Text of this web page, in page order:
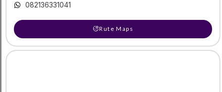
082136331041
Rute Maps